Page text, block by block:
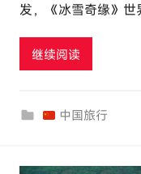
u
发，《冰雪奇缘》
继续阅读
中国旅行